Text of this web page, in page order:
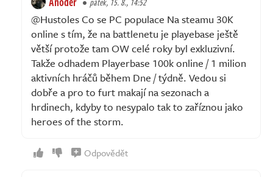
@Hustoles Co se PC populace Na steamu 30K
online s tím, že na battlenetu je playebase ještě
větší protože tam OW celé roky byl exkluzivní.
Takže odhadem Playerbase 100k online / 1 milion
aktivních hráčů během Dne / týdně. Vedou si
dobře a pro to furt makají na sezonach a
hrdinech, kdyby to nesypalo tak to zaříznou jako
heroes of the storm.
Odpovědět